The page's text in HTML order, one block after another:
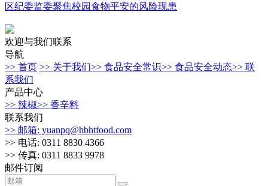
区纪委监委聚焦校园食物平安的风险现患
欢迎与我们联系
导航
>> 首页 >> 关于我们>> 食品安全常识>> 食品安全动态>> 联
系我们
产品中心
>> 辣椒>> 香辛料
联系我们
>> 邮箱: yuanpq@hbhtfood.com
>> 电话: 0311 8830 4366
>> 传真: 0311 8833 9978
邮件订阅